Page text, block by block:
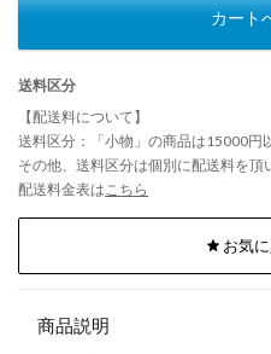
カート
送料区分
【配送料について】
送料区分：「小物」の商品は15000円
その他、送料区分は個別に配送料を頂
配送料金表はこちら
お気
商品説明